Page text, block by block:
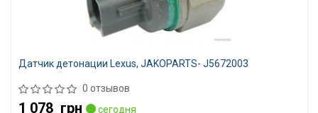
Датчик детонации Lexus, JAKOPARTS- J5672003
0 отзывов
1 078 грн
сегодня